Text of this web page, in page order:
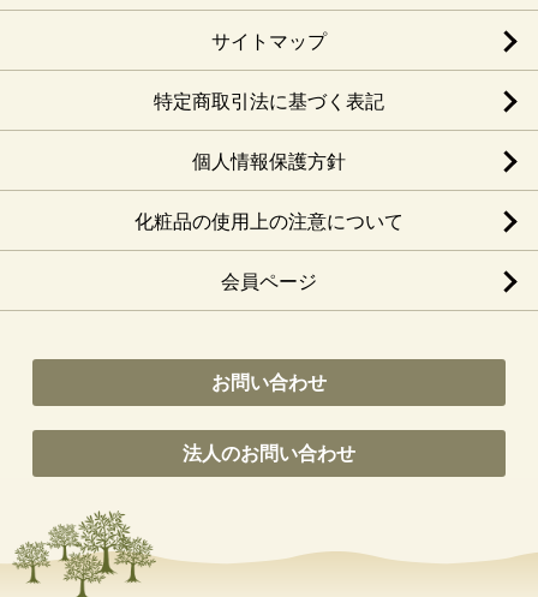
サイトマップ
特定商取引法に基づく表記
個人情報保護方針
化粧品の使用上の注意について
会員ページ
お問い合わせ
法人のお問い合わせ